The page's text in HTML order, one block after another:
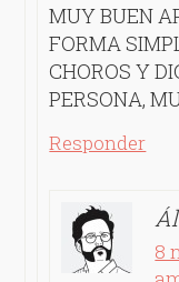
MUY BUEN
FORMA
CHOROS Y
PERSONA,
Responder
8